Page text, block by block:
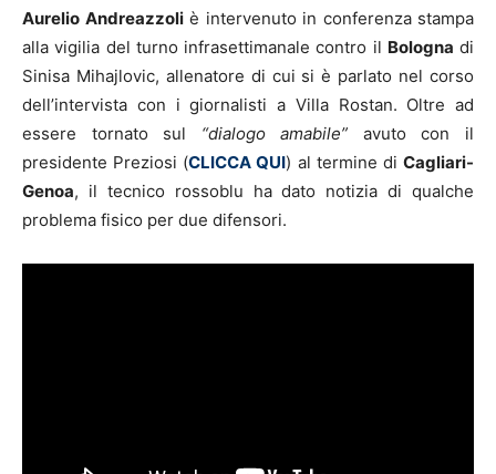
Aurelio Andreazzoliè intervenuto in conferenza stampa
alla vigilia del turno infrasettimanale contro il Bologna di
Sinisa Mihajlovic, allenatore di cui si è parlato nel corso
dell’intervista con i giornalisti a Villa Rostan. Oltre ad
essere tornato sul “dialogo amabile” avuto con il
presidente Preziosi (CLICCA QUI) al termine diCagliari-
Genoa, il tecnico rossoblu ha dato notizia di qualche
problema fisico per due difensori.